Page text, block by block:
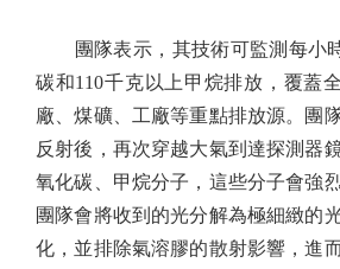
團隊表示，其技術可監測每小
碳和110千克以上甲烷排放，覆蓋
廠、煤礦、工廠等重點排放源。團
反射後，再次穿越大氣到達探測器
氧化碳、甲烷分子，這些分子會強
團隊會將收到的光分解為極細緻的
化，並排除氣溶膠的散射影響，進